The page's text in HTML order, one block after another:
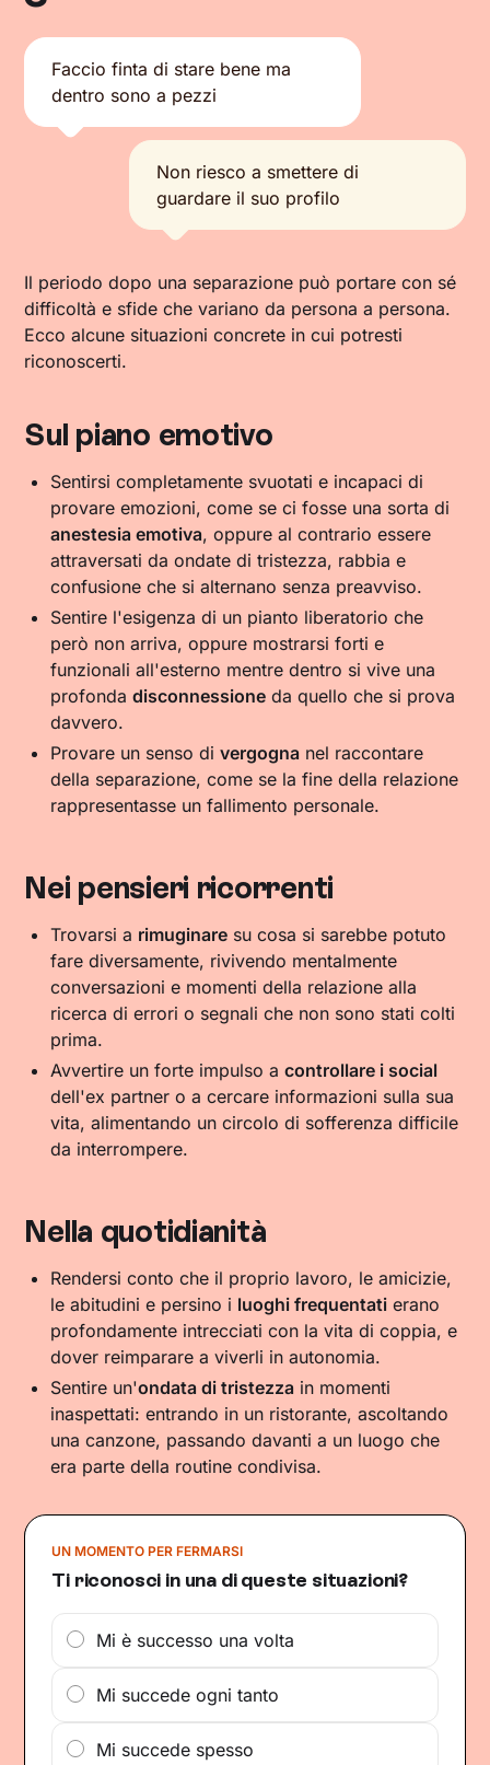
Faccio finta di stare bene ma
dentro sono a pezzi
Non riesco a smettere di
guardare il suo profilo
Il periodo dopo una separazione può portare con sé
difficoltà e sfide che variano da persona a persona.
Ecco alcune situazioni concrete in cui potresti
riconoscerti.
Sul piano emotivo
Sentirsi completamente svuotati e incapaci di
provare emozioni, come se ci fosse una sorta di
anestesia emotiva, oppure al contrario essere
attraversati da ondate di tristezza, rabbia e
confusione che si alternano senza preavviso.
Sentire l'esigenza di un pianto liberatorio che
però non arriva, oppure mostrarsi forti e
funzionali all'esterno mentre dentro si vive una
profondadisconnessione da quello che si prova
davvero.
Provare un senso divergogna nel raccontare
della separazione, come se la fine della relazione
rappresentasse un fallimento personale.
Nei pensieri ricorrenti
Trovarsi a rimuginare su cosa si sarebbe potuto
fare diversamente, rivivendo mentalmente
conversazioni e momenti della relazione alla
ricerca di errori o segnali che non sono stati colti
prima.
Avvertire un forte impulso acontrollare i social
dell'ex partner o a cercare informazioni sulla sua
vita, alimentando un circolo di sofferenza difficile
da interrompere.
Nella quotidianità
Rendersi conto che il proprio lavoro, le amicizie,
le abitudini e persino i luoghi frequentati erano
profondamente intrecciati con la vita di coppia, e
dover reimparare a viverli in autonomia.
Sentire un'ondata di tristezza in momenti
inaspettati: entrando in un ristorante, ascoltando
una canzone, passando davanti a un luogo che
era parte della routine condivisa.
UN MOMENTO PER FERMARSI
Ti riconosci in una di queste situazioni?
Mi è successo una volta
Mi succede ogni tanto
Mi succede spesso